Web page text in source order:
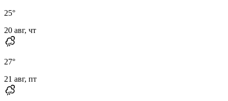
25°
20 авг, чт
27°
21 авг, пт